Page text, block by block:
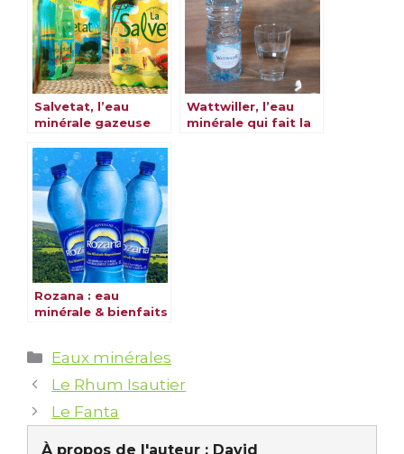
Salvetat, l’eau
minérale gazeuse
de la nature
Wattwiller, l’eau
minérale qui fait la
Rozana : eau
minérale & bienfaits
Catégories
Eaux minérales
Le Rhum Isautier
Le Fanta
À propos de l'auteur : David